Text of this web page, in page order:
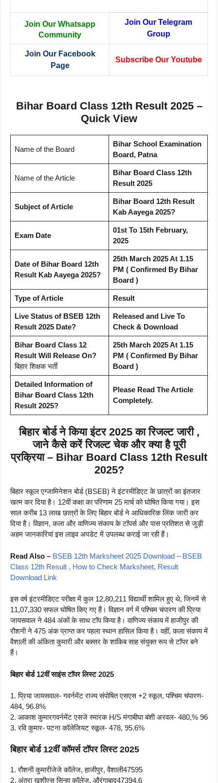
Join Our Whatsapp
Community
Join Our Telegram
Group
Join Our Facebook
Page
Subscribe Our Youtube
Bihar Board Class 12th Result 2025 –
Quick View
Name of the Board
Bihar School Examination
Board, Patna
Name of the Article
Bihar Board Class 12th
Result 2025
Subject of Article
Bihar Board 12th Result
Kab Aayega 2025?
Exam Date
01st To 15th February,
2025
Date of Bihar Board 12th
Result Kab Aayega 2025?
25th March 2025 At 1.15
PM ( Confirmed By Bihar
Board )
Type of Article Result
Live Status of BSEB 12th
Result 2025 Date?
Released and Live To
Check & Download
Bihar Board Class 12
Result Will Release On?
बिहार शिक्षक भर्ती
25th March 2025 At 1.15
PM ( Confirmed By Bihar
Board )
Detailed Information of
Bihar Board Class 12th
Result 2025?
Please Read The Article
Completely.
बिहार बोर्ड ने किया इंटर 2025 का रिजल्ट जारी ,
जाने कैसे करें रिजल्ट चेक और क्या है पूरी
प्रक्रिया – Bihar Board Class 12th Result
2025?
बिहार स्कूल एग्जामिनेशन बोर्ड (BSEB) ने इंटरमीडिएट के छात्रों का इंतजार
खत्म कर दिया है। 12वीं कक्षा का परिणाम 25 मार्च को घोषित किया गया। इस
साल करीब 13 लाख छात्रों के लिए बिहार बोर्ड ने आधिकारिक लिंक जारी कर
दिया है। विज्ञान, कला और वाणिज्य संकाय के टॉपर्स और पास प्रतिशत से जुड़ी
अहम जानकारियां इस लाइव अपडेट में उपलब्ध कराई जा रही हैं।
Read Also – BSEB 12th Marksheet 2025 Download – BSEB
Class 12th Result , How to Check Marksheet, Result
Download Link
इस वर्ष इंटरमीडिएट परीक्षा में कुल 12,80,211 विद्यार्थी शामिल हुए थे, जिनमें से
11,07,330 सफल घोषित किए गए हैं। विज्ञान वर्ग में पश्चिम चंपारण की प्रिया
जायसवाल ने 484 अंकों के साथ टॉप किया है। वाणिज्य संकाय में हाजीपुर की
रौशनी ने 475 अंक प्राप्त कर पहला स्थान हासिल किया है। वहीं, कला संकाय में
वैशाली की अंकिता कुमारी और बक्सर के शाकिब साह संयुक्त रूप से टॉपर बने
हैं।
बिहार बोर्ड 12वीं साइंस टॉपर लिस्ट 2025
1. प्रिया जायसवाल- गवर्नमेंट राज्य संपोषित एसएस +2 स्कूल, पश्चिम चंपारण-
484, 96.8%
2. आकाश कुमारगवर्नमेंट एसजे स्मारक H/S मंगाबीघा बंशी अरवल- 480,% 96
3. रवि कुमार- पटना कॉलेजियट स्कूल- 478, 95.6%
बिहार बोर्ड 12वीं कॉमर्स टॉपर लिस्ट 2025
1. रौशनी कुमारीजेजे कॉलेज, हाजीपुर, वैशाली47595
2. अंतरा खुशीएस सिन्हा कॉलेज, औरंगाबाद47394.6